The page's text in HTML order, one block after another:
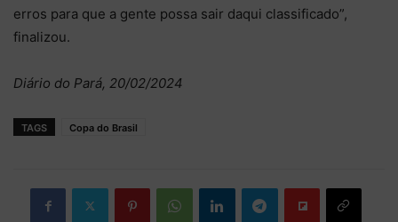
erros para que a gente possa sair daqui classificado”,
finalizou.
Diário do Pará, 20/02/2024
TAGS Copa do Brasil